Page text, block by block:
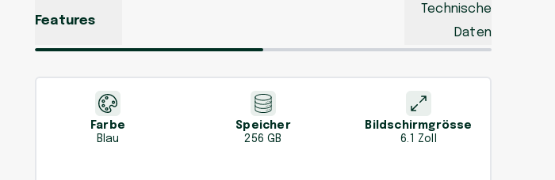
Features
Technische
Daten
Farbe
Blau
Speicher
256 GB
Bildschirmgrösse
6.1 Zoll